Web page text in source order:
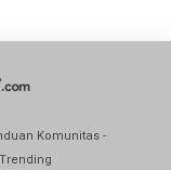
Komunitas
Trending